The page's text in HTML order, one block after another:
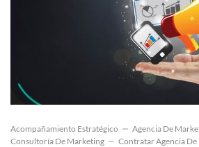
Acompañamiento Estratégico
Agencia De
Consultoría De Marketing
Contratar Agencia